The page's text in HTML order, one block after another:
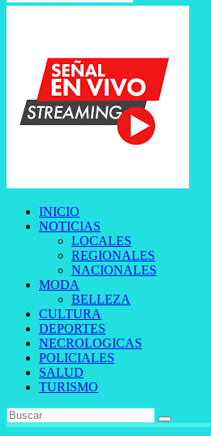
INICIO
NOTICIAS
LOCALES
REGIONALES
NACIONALES
MODA
BELLEZA
CULTURA
DEPORTES
NECROLOGICAS
POLICIALES
SALUD
TURISMO